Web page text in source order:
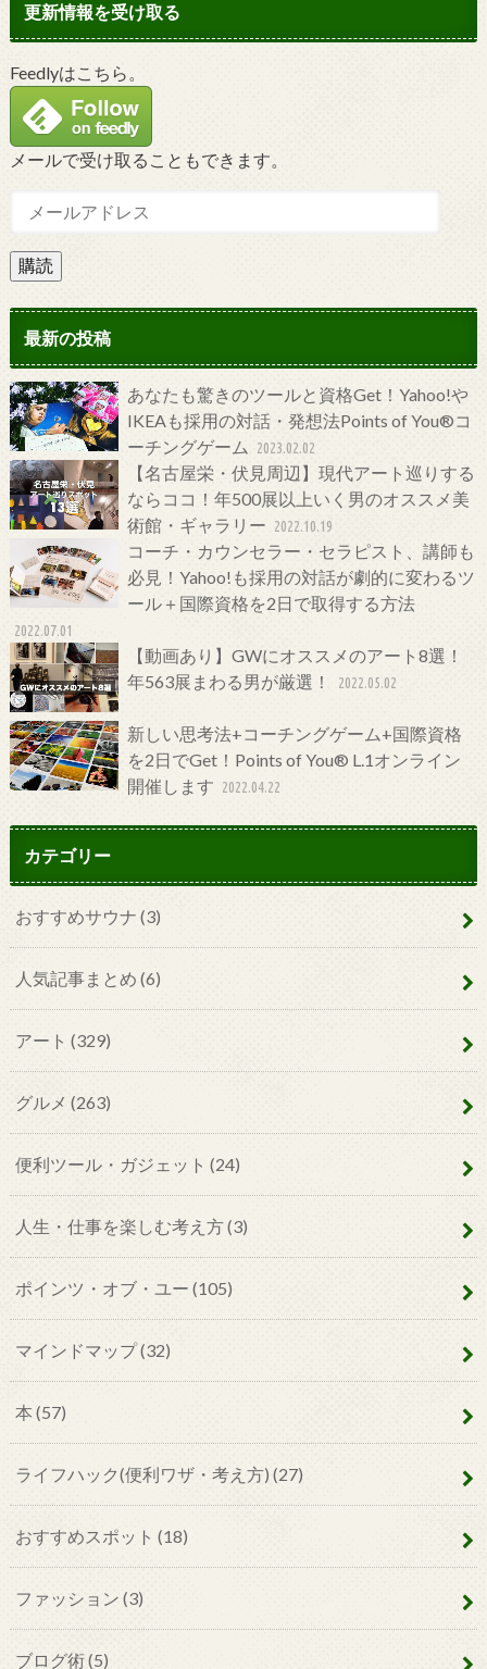
更新情報を受け取る
Feedlyはこちら。
メールで受け取ることもできます。
購読
最新の投稿
あなたも驚きのツールと資格Get！Yahoo!や
IKEAも採用の対話・発想法Points of You®コ
ーチングゲーム
2023.02.02
【名古屋栄・伏見周辺】現代アート巡りする
ならココ！年500展以上いく男のオススメ美
術館・ギャラリー 2022.10.19
コーチ・カウンセラー・セラピスト、講師も
必見！Yahoo!も採用の対話が劇的に変わるツ
ール＋国際資格を2日で取得する方法
2022.07.01
【動画あり】GWにオススメのアート8選！
年563展まわる男が厳選！
2022.05.02
新しい思考法+コーチングゲーム+国際資格
を2日でGet！Points of You® L.1オンライン
開催します 2022.04.22
カテゴリー
おすすめサウナ (3)
人気記事まとめ (6)
アート (329)
グルメ (263)
便利ツール・ガジェット (24)
人生・仕事を楽しむ考え方(3)
ポインツ・オブ・ユー (105)
マインドマップ(32)
本 (57)
ライフハック(便利ワザ・考え方) (27)
おすすめスポット (18)
ファッション (3)
ブログ術(5)